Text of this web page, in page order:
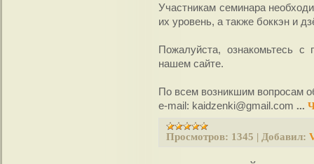
Участникам семинара
их уровень, а также боккэн и
Пожалуйста, ознакомьтесь
нашем сайте.
По всем возникшим вопросам
e-mail: kaidzenki@gmail.com ...
Просмотров: 1345 | Добавил: